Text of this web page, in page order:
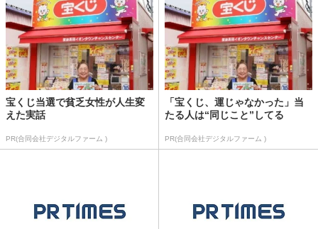
宝くじ当選で貧乏女性が人生変
えた実話
PR(合同会社デジタルファーム )
「宝くじ、運じゃなかった」当
たる人は“同じこと”してる
PR(合同会社デジタルファーム )